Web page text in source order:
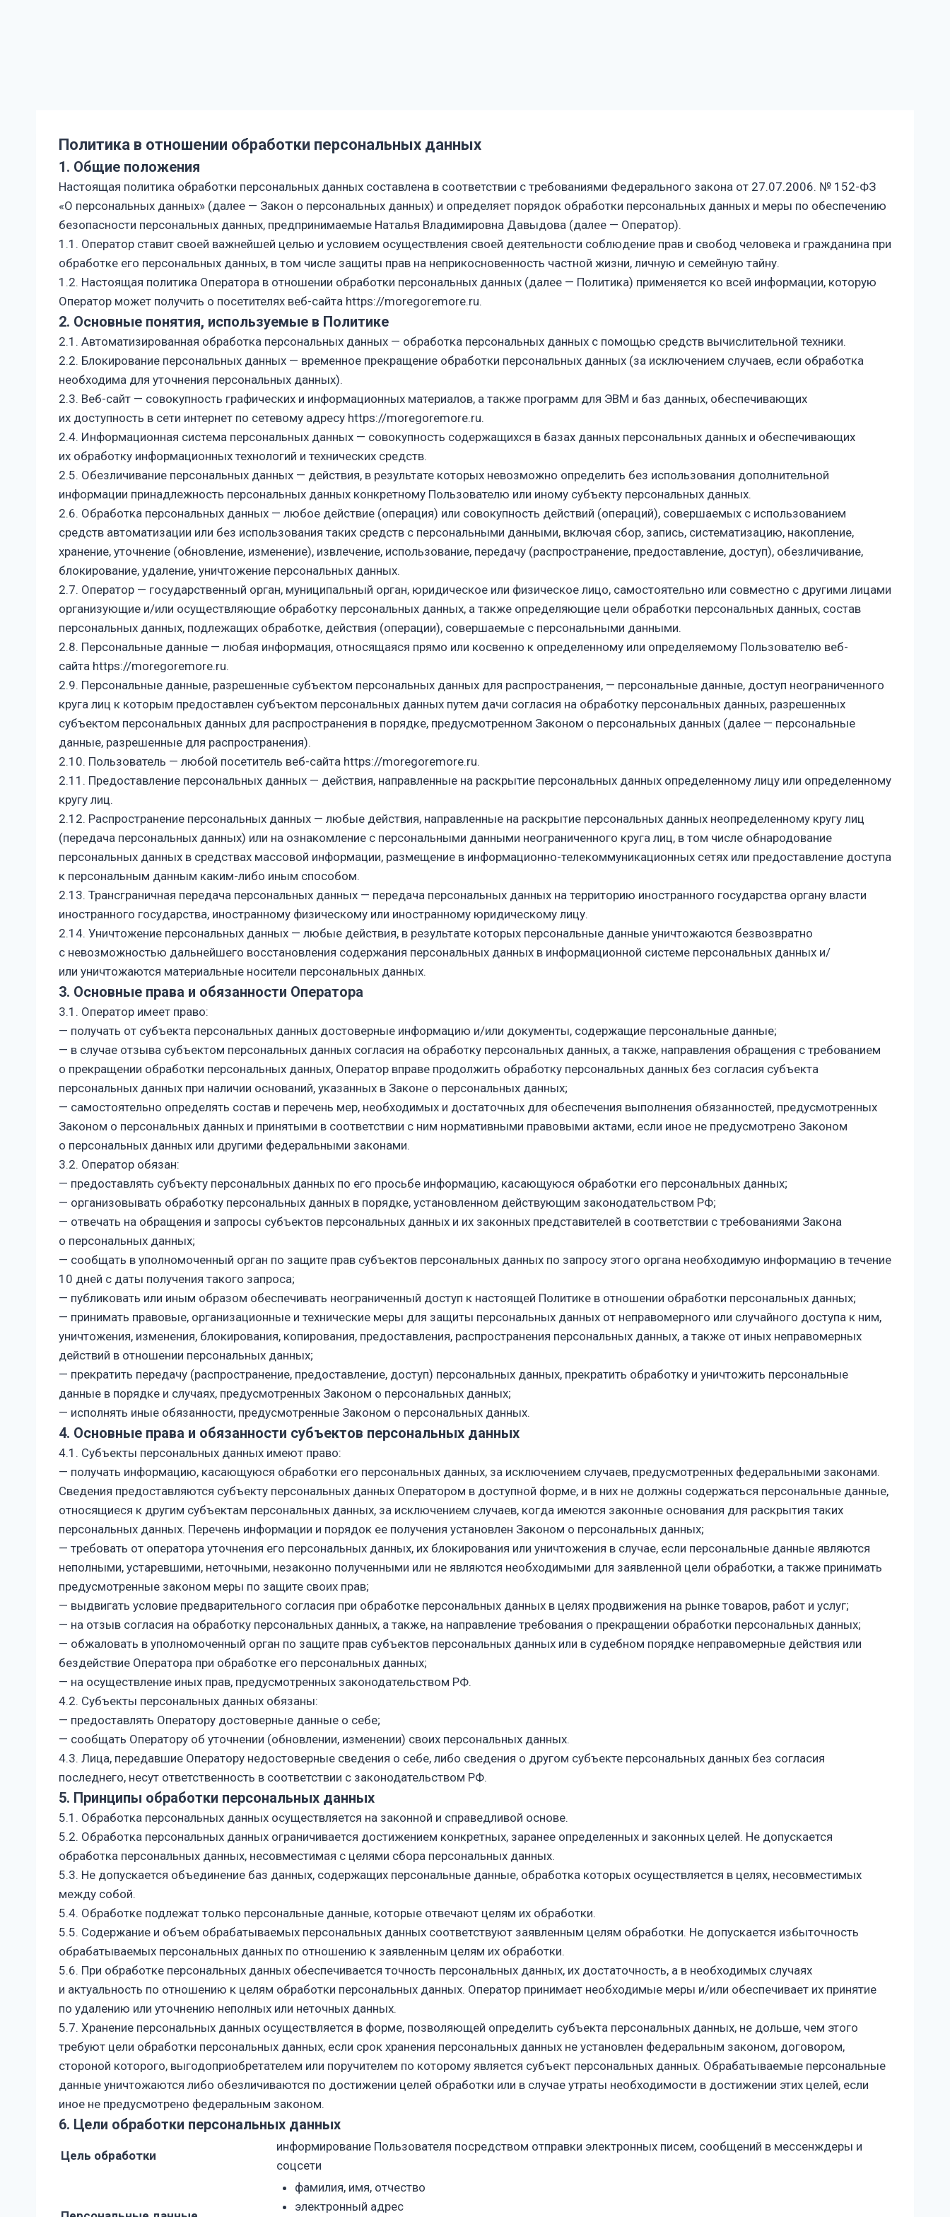
Политика в отношении обработки персональных данных
1. Общие положения
Настоящая политика обработки персональных данных составлена в соответствии с требованиями Федерального закона от 27.07.2006. № 152-ФЗ
«О персональных данных» (далее — Закон о персональных данных) и определяет порядок обработки персональных данных и меры по обеспечению
безопасности персональных данных, предпринимаемые Наталья Владимировна Давыдова (далее — Оператор).
1.1. Оператор ставит своей важнейшей целью и условием осуществления своей деятельности соблюдение прав и свобод человека и гражданина при
обработке его персональных данных, в том числе защиты прав на неприкосновенность частной жизни, личную и семейную тайну.
1.2. Настоящая политика Оператора в отношении обработки персональных данных (далее — Политика) применяется ко всей информации, которую
Оператор может получить о посетителях веб-сайта https://moregoremore.ru.
2. Основные понятия, используемые в Политике
2.1. Автоматизированная обработка персональных данных — обработка персональных данных с помощью средств вычислительной техники.
2.2. Блокирование персональных данных — временное прекращение обработки персональных данных (за исключением случаев, если обработка
необходима для уточнения персональных данных).
2.3. Веб-сайт — совокупность графических и информационных материалов, а также программ для ЭВМ и баз данных, обеспечивающих
их доступность в сети интернет по сетевому адресу https://moregoremore.ru.
2.4. Информационная система персональных данных — совокупность содержащихся в базах данных персональных данных и обеспечивающих
их обработку информационных технологий и технических средств.
2.5. Обезличивание персональных данных — действия, в результате которых невозможно определить без использования дополнительной
информации принадлежность персональных данных конкретному Пользователю или иному субъекту персональных данных.
2.6. Обработка персональных данных — любое действие (операция) или совокупность действий (операций), совершаемых с использованием
средств автоматизации или без использования таких средств с персональными данными, включая сбор, запись, систематизацию, накопление,
хранение, уточнение (обновление, изменение), извлечение, использование, передачу (распространение, предоставление, доступ), обезличивание,
блокирование, удаление, уничтожение персональных данных.
2.7. Оператор — государственный орган, муниципальный орган, юридическое или физическое лицо, самостоятельно или совместно с другими лицами
организующие и/или осуществляющие обработку персональных данных, а также определяющие цели обработки персональных данных, состав
персональных данных, подлежащих обработке, действия (операции), совершаемые с персональными данными.
2.8. Персональные данные — любая информация, относящаяся прямо или косвенно к определенному или определяемому Пользователю веб-
сайта https://moregoremore.ru.
2.9. Персональные данные, разрешенные субъектом персональных данных для распространения, — персональные данные, доступ неограниченного
круга лиц к которым предоставлен субъектом персональных данных путем дачи согласия на обработку персональных данных, разрешенных
субъектом персональных данных для распространения в порядке, предусмотренном Законом о персональных данных (далее — персональные
данные, разрешенные для распространения).
2.10. Пользователь — любой посетитель веб-сайта https://moregoremore.ru.
2.11. Предоставление персональных данных — действия, направленные на раскрытие персональных данных определенному лицу или определенному
кругу лиц.
2.12. Распространение персональных данных — любые действия, направленные на раскрытие персональных данных неопределенному кругу лиц
(передача персональных данных) или на ознакомление с персональными данными неограниченного круга лиц, в том числе обнародование
персональных данных в средствах массовой информации, размещение в информационно-телекоммуникационных сетях или предоставление доступа
к персональным данным каким-либо иным способом.
2.13. Трансграничная передача персональных данных — передача персональных данных на территорию иностранного государства органу власти
иностранного государства, иностранному физическому или иностранному юридическому лицу.
2.14. Уничтожение персональных данных — любые действия, в результате которых персональные данные уничтожаются безвозвратно
с невозможностью дальнейшего восстановления содержания персональных данных в информационной системе персональных данных и/
или уничтожаются материальные носители персональных данных.
3. Основные права и обязанности Оператора
3.1. Оператор имеет право:
— получать от субъекта персональных данных достоверные информацию и/или документы, содержащие персональные данные;
— в случае отзыва субъектом персональных данных согласия на обработку персональных данных, а также, направления обращения с требованием
о прекращении обработки персональных данных, Оператор вправе продолжить обработку персональных данных без согласия субъекта
персональных данных при наличии оснований, указанных в Законе о персональных данных;
— самостоятельно определять состав и перечень мер, необходимых и достаточных для обеспечения выполнения обязанностей, предусмотренных
Законом о персональных данных и принятыми в соответствии с ним нормативными правовыми актами, если иное не предусмотрено Законом
о персональных данных или другими федеральными законами.
3.2. Оператор обязан:
— предоставлять субъекту персональных данных по его просьбе информацию, касающуюся обработки его персональных данных;
— организовывать обработку персональных данных в порядке, установленном действующим законодательством РФ;
— отвечать на обращения и запросы субъектов персональных данных и их законных представителей в соответствии с требованиями Закона
о персональных данных;
— сообщать в уполномоченный орган по защите прав субъектов персональных данных по запросу этого органа необходимую информацию в течение
10 дней с даты получения такого запроса;
— публиковать или иным образом обеспечивать неограниченный доступ к настоящей Политике в отношении обработки персональных данных;
— принимать правовые, организационные и технические меры для защиты персональных данных от неправомерного или случайного доступа к ним,
уничтожения, изменения, блокирования, копирования, предоставления, распространения персональных данных, а также от иных неправомерных
действий в отношении персональных данных;
— прекратить передачу (распространение, предоставление, доступ) персональных данных, прекратить обработку и уничтожить персональные
данные в порядке и случаях, предусмотренных Законом о персональных данных;
— исполнять иные обязанности, предусмотренные Законом о персональных данных.
4. Основные права и обязанности субъектов персональных данных
4.1. Субъекты персональных данных имеют право:
— получать информацию, касающуюся обработки его персональных данных, за исключением случаев, предусмотренных федеральными законами.
Сведения предоставляются субъекту персональных данных Оператором в доступной форме, и в них не должны содержаться персональные данные,
относящиеся к другим субъектам персональных данных, за исключением случаев, когда имеются законные основания для раскрытия таких
персональных данных. Перечень информации и порядок ее получения установлен Законом о персональных данных;
— требовать от оператора уточнения его персональных данных, их блокирования или уничтожения в случае, если персональные данные являются
неполными, устаревшими, неточными, незаконно полученными или не являются необходимыми для заявленной цели обработки, а также принимать
предусмотренные законом меры по защите своих прав;
— выдвигать условие предварительного согласия при обработке персональных данных в целях продвижения на рынке товаров, работ и услуг;
— на отзыв согласия на обработку персональных данных, а также, на направление требования о прекращении обработки персональных данных;
— обжаловать в уполномоченный орган по защите прав субъектов персональных данных или в судебном порядке неправомерные действия или
бездействие Оператора при обработке его персональных данных;
— на осуществление иных прав, предусмотренных законодательством РФ.
4.2. Субъекты персональных данных обязаны:
— предоставлять Оператору достоверные данные о себе;
— сообщать Оператору об уточнении (обновлении, изменении) своих персональных данных.
4.3. Лица, передавшие Оператору недостоверные сведения о себе, либо сведения о другом субъекте персональных данных без согласия
последнего, несут ответственность в соответствии с законодательством РФ.
5. Принципы обработки персональных данных
5.1. Обработка персональных данных осуществляется на законной и справедливой основе.
5.2. Обработка персональных данных ограничивается достижением конкретных, заранее определенных и законных целей. Не допускается
обработка персональных данных, несовместимая с целями сбора персональных данных.
5.3. Не допускается объединение баз данных, содержащих персональные данные, обработка которых осуществляется в целях, несовместимых
между собой.
5.4. Обработке подлежат только персональные данные, которые отвечают целям их обработки.
5.5. Содержание и объем обрабатываемых персональных данных соответствуют заявленным целям обработки. Не допускается избыточность
обрабатываемых персональных данных по отношению к заявленным целям их обработки.
5.6. При обработке персональных данных обеспечивается точность персональных данных, их достаточность, а в необходимых случаях
и актуальность по отношению к целям обработки персональных данных. Оператор принимает необходимые меры и/или обеспечивает их принятие
по удалению или уточнению неполных или неточных данных.
5.7. Хранение персональных данных осуществляется в форме, позволяющей определить субъекта персональных данных, не дольше, чем этого
требуют цели обработки персональных данных, если срок хранения персональных данных не установлен федеральным законом, договором,
стороной которого, выгодоприобретателем или поручителем по которому является субъект персональных данных. Обрабатываемые персональные
данные уничтожаются либо обезличиваются по достижении целей обработки или в случае утраты необходимости в достижении этих целей, если
иное не предусмотрено федеральным законом.
6. Цели обработки персональных данных
Цель обработки
информирование Пользователя посредством отправки электронных писем, сообщений в мессенждеры и
соцсети
фамилия, имя, отчество
электронный адрес